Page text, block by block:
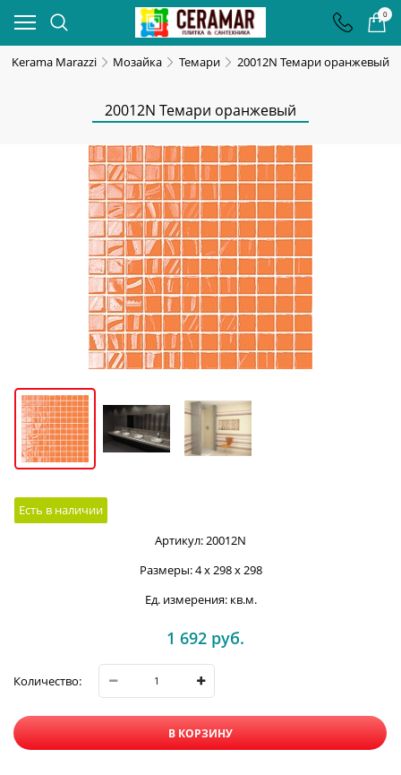
0
Kerama Marazzi Мозайка Темари 20012N Темари оранжевый
20012N Темари оранжевый
Есть в наличии
Артикул:20012N
Размеры:4 x 298 x 298
Ед. измерения: кв.м.
1 692 руб.
Количество:
В КОРЗИНУ